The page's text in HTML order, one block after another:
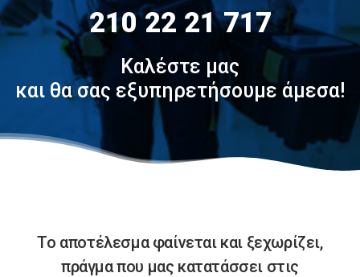
210 22 21 717
Καλέστε μας
και θα σας εξυπηρετήσουμε άμεσα!
Το αποτέλεσμα φαίνεται και ξεχωρίζει,
πράγμα που μας κατατάσσει στις